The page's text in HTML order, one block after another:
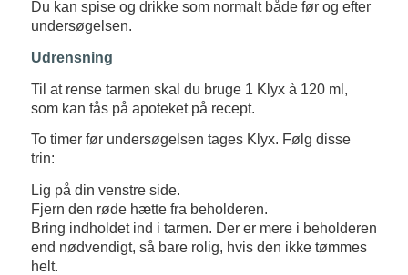
Du kan spise og drikke som normalt både før og efter
undersøgelsen.
Udrensning
Til at rense tarmen skal du bruge 1 Klyx à 120 ml,
som kan fås på apoteket på recept.
To timer før undersøgelsen tages Klyx. Følg disse
trin:
Lig på din venstre side.
Fjern den røde hætte fra beholderen.
Bring indholdet ind i tarmen. Der er mere i beholderen
end nødvendigt, så bare rolig, hvis den ikke tømmes
helt.